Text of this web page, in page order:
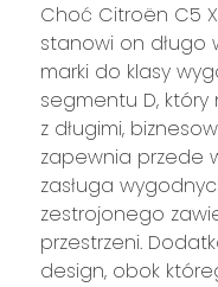
Choć Citroën C5
stanowi on długo
marki do klasy
segmentu D, który
z długimi,
zapewnia przede
zasługa
zestrojonego
przestrzeni.
design, obok